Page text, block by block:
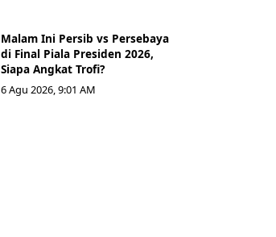
Malam Ini Persib vs Persebaya
di Final Piala Presiden 2026,
Siapa Angkat Trofi?
6 Agu 2026, 9:01 AM